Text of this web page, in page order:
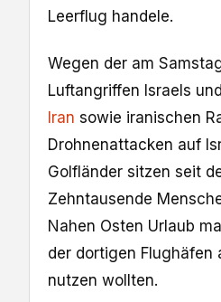
Leerflug handele.
Wegen der am
Luftangriffen Israels
Iran sowie iranischen
Drohnenattacken auf
Golfländer sitzen seit
Zehntausende
Nahen Osten Urlaub
der dortigen Flughäfen
nutzen wollten.